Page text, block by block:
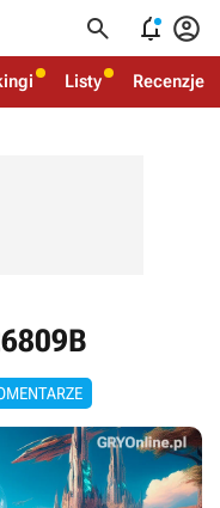
  
Listy Recenzje